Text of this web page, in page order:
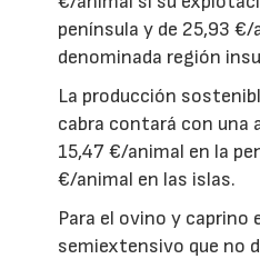
península y de 25,93
denominada región
La producción
cabra contará con una
15,47 €/animal en la
€/animal en las islas.
Para el ovino y caprino
semiextensivo que no